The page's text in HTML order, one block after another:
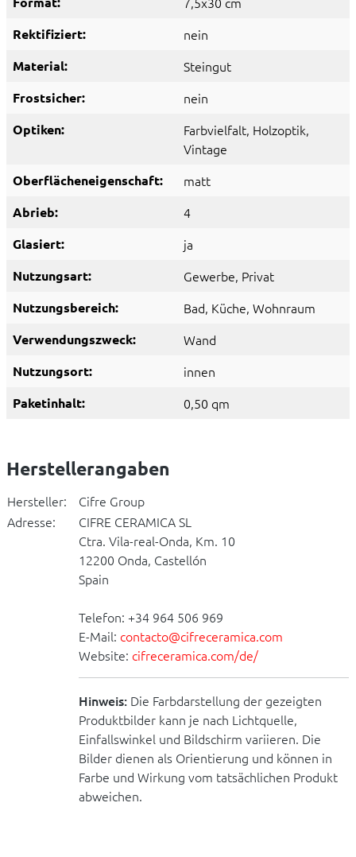
Rektifiziert: nein
Material: Steingut
Frostsicher: nein
Optiken: Farbvielfalt, Holzoptik,
Vintage
Oberflächeneigenschaft: matt
Abrieb: 4
Glasiert: ja
Nutzungsart: Gewerbe, Privat
Nutzungsbereich: Bad, Küche, Wohnraum
Verwendungszweck: Wand
Nutzungsort: innen
Paketinhalt: 0,50 qm
Herstellerangaben
Hersteller:
Cifre Group
Adresse:
CIFRE CERAMICA SL
Ctra. Vila-real-Onda, Km. 10
12200 Onda, Castellón
Spain
Telefon: +34 964 506 969
E-Mail: contacto@cifreceramica.com
Website: cifreceramica.com/de/
Hinweis: Die Farbdarstellung der gezeigten
Produktbilder kann je nach Lichtquelle,
Einfallswinkel und Bildschirm variieren. Die
Bilder dienen als Orientierung und können in
Farbe und Wirkung vom tatsächlichen Produkt
abweichen.